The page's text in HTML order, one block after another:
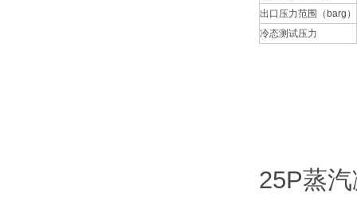
出口压力范围（barg）
冷态测试压力
25P蒸